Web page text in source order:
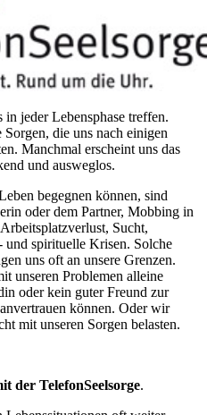
jeder Lebensphase treffen.
die uns nach einigen
Manchmal erscheint uns das
und ausweglos.
begegnen können, sind
oder dem Partner, Mobbing in
Sucht,
spirituelle Krisen. Solche
uns oft an unsere Grenzen.
unseren Problemen alleine
oder kein guter Freund zur
können. Oder wir
mit unseren Sorgen belasten.
der TelefonSeelsorge.